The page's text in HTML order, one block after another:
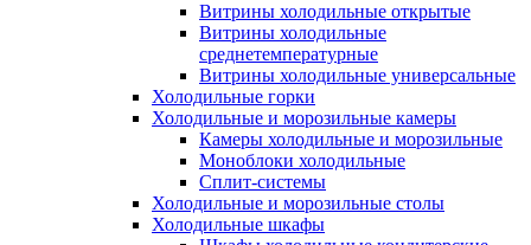
Витрины холодильные открытые
Витрины холодильные
среднетемпературные
Витрины холодильные универсальные
Холодильные горки
Холодильные и морозильные камеры
Камеры холодильные и морозильные
Моноблоки холодильные
Сплит-системы
Холодильные и морозильные столы
Холодильные шкафы